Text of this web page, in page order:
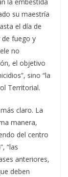
su maestría
el día de
de fuego y
no
el objetivo
sino “la
Territorial.
claro. La
manera,
del centro
“las
anteriores,
deben